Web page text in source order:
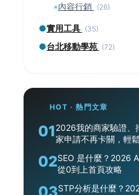
▪內容行銷 (26)
●實用工具 (35)
●台北移動學苑 (72)
HOT · 熱門文章
012026我的商家驗證、
家申請不再卡關，輕
02SEO 是什麼？2026
從0到上首頁攻略
03STP分析是什麼？